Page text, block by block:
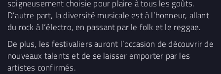
soigneusement choisie pour plaire à tous les goûts.
D’autre part, la diversité musicale est à l’honneur, allant
du rock à l’électro, en passant par le folk et le reggae.
De plus, les festivaliers auront l’occasion de découvrir de
nouveaux talents et de se laisser emporter par les
artistes confirmés.